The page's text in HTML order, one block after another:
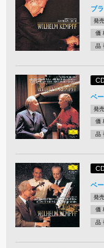
ブ
発
価
品
ベ
発
価
品
ベ
発
価
品